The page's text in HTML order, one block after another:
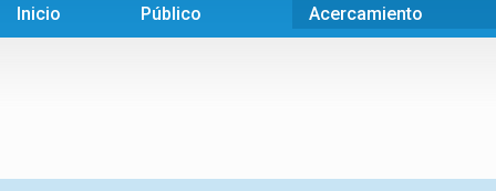
Inicio
Público
Acercamiento